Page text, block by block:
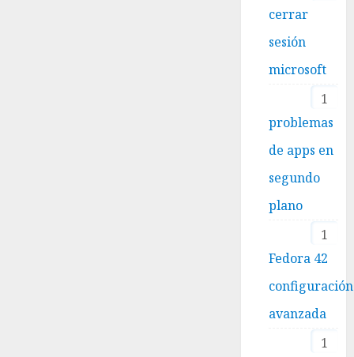
cerrar
sesión
microsoft
1
problemas
de apps en
segundo
plano
1
Fedora 42
configuración
avanzada
1